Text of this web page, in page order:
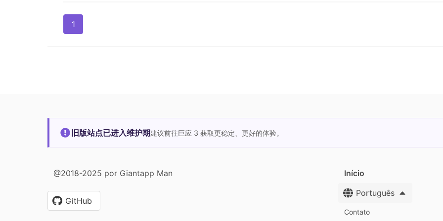
1
旧版站点已进入维护期建议前往巨应 3 获取更稳定、更好的体验。
@2018-2025 por Giantapp Man
GitHub
Início
Português
Contato